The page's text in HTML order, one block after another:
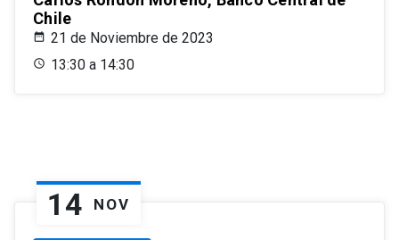
Chile
21 de Noviembre de 2023
13:30 a 14:30
14 NOV